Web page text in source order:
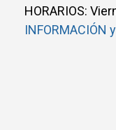
HORARIOS:
INFORMACIÓN